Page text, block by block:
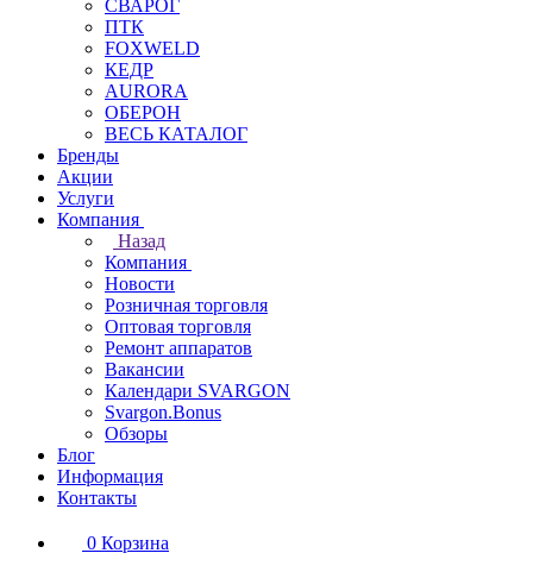
СВАРОГ
ПТК
FOXWELD
КЕДР
AURORA
ОБЕРОН
ВЕСЬ КАТАЛОГ
Бренды
Акции
Услуги
Компания
Назад
Компания
Новости
Розничная торговля
Оптовая торговля
Ремонт аппаратов
Вакансии
Календари SVARGON
Svargon.Bonus
Обзоры
Блог
Информация
Контакты
0 Корзина